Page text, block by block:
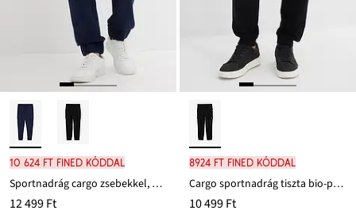
10 624 Ft FINED kóddal
Sportnadrág cargo zsebekkel, Loose Fit
12 499 Ft
8924 Ft FINED kóddal
Cargo sportnadrág tiszta bio-pamutból
10 499 Ft